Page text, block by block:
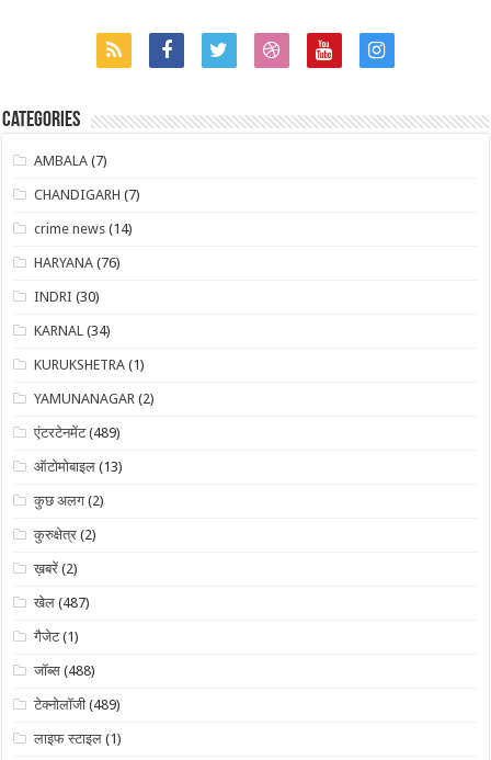
Categories
AMBALA (7)
CHANDIGARH (7)
crime news (14)
HARYANA (76)
INDRI (30)
KARNAL (34)
KURUKSHETRA (1)
YAMUNANAGAR (2)
एंटरटेनमेंट(489)
ऑटोमोबाइल (13)
कुछ अलग (2)
कुरुक्षेत्र (2)
ख़बरें (2)
खेल (487)
गैजेट(1)
जॉब्स (488)
टेक्नोलॉजी (489)
लाइफ स्टाइल (1)